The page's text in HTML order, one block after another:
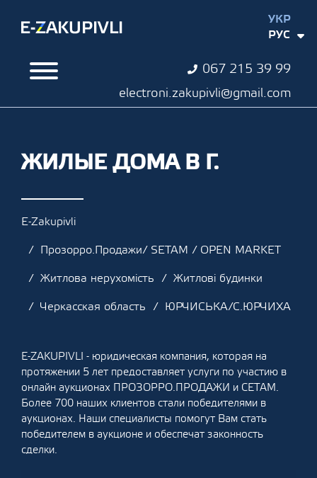
067 215 39 99
electroni.zakupivli@gmail.com
УКР
РУС
ЖИЛЫЕ ДОМА В Г.
E-Zakupivli
Прозорро.Продажи/ SETAM / OPEN MARKET
Житлова нерухомість
Житлові будинки
Черкасская область
ЮРЧИСЬКА/С.ЮРЧИХА
E-ZAKUPIVLI - юридическая компания, которая на
протяжении 5 лет предоставляет услуги по участию в
онлайн аукционах ПРОЗОРРО.ПРОДАЖИ и СЕТАМ.
Более 700 наших клиентов стали победителями в
аукционах. Наши специалисты помогут Вам стать
победителем в аукционе и обеспечат законность
сделки.